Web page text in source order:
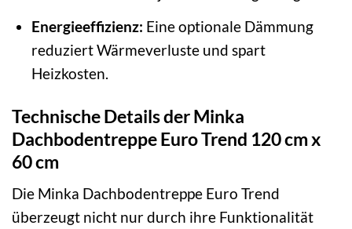
Energieeffizienz: Eine optionale Dämmung
reduziert Wärmeverluste und spart
Heizkosten.
Technische Details der Minka
Dachbodentreppe Euro Trend 120 cm x
60 cm
Die Minka Dachbodentreppe Euro Trend
überzeugt nicht nur durch ihre Funktionalität